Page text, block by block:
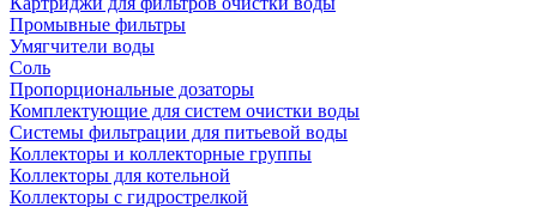
Промывные фильтры
Умягчители воды
Соль
Пропорциональные дозаторы
Комплектующие для систем очистки воды
Системы фильтрации для питьевой воды
Коллекторы и коллекторные группы
Коллекторы для котельной
Коллекторы с гидрострелкой